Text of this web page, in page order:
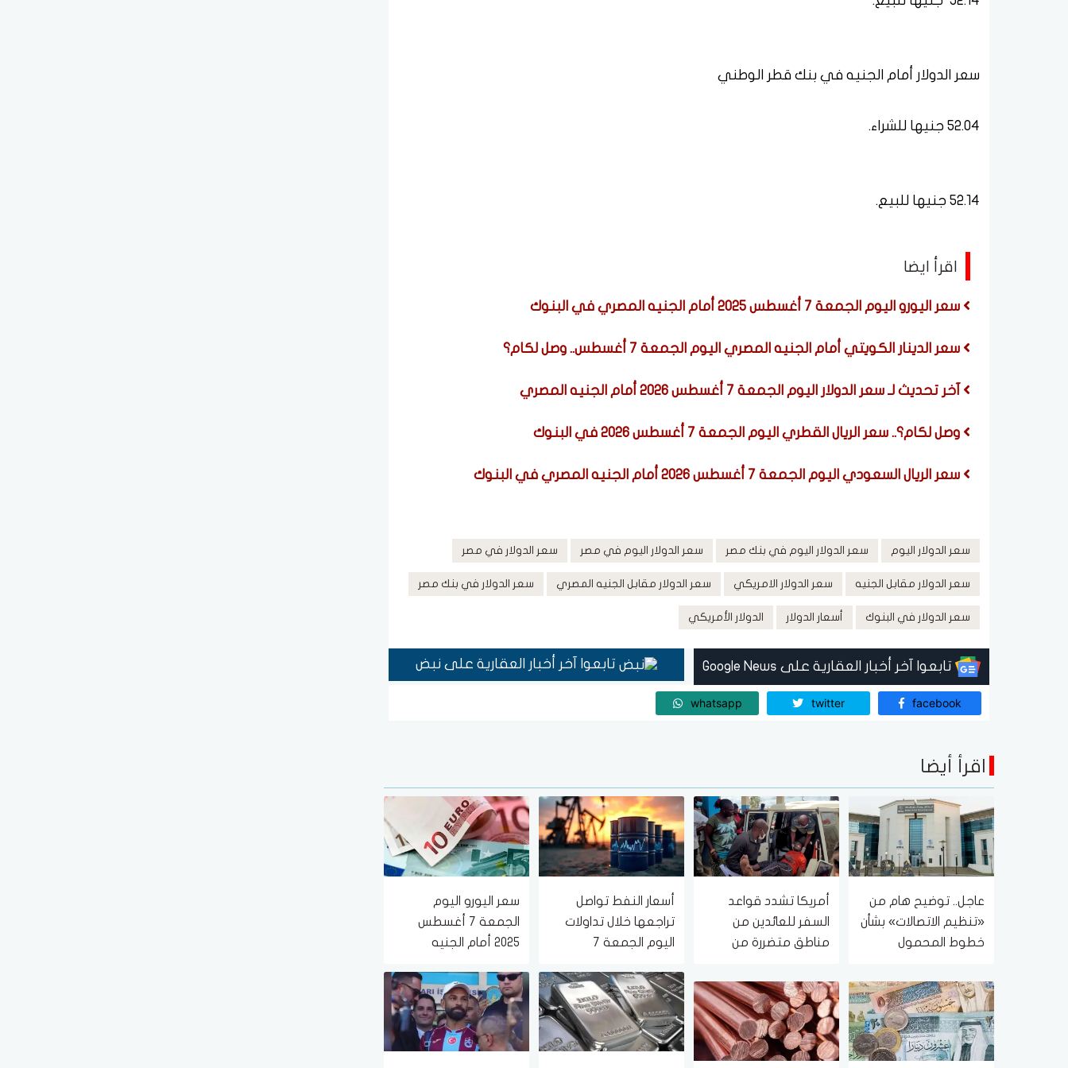
سعر الدولار أمام الجنيه في بنك قطر الوطني
52.04 جنيها للشراء.
52.14 جنيها للبيع.
اقرأ ايضا
سعر اليورو اليوم الجمعة 7 أغسطس 2025 أمام الجنيه المصري في البنوك
سعر الدينار الكويتي أمام الجنيه المصري اليوم الجمعة 7 أغسطس.. وصل لكام؟
آخر تحديث لـ سعر الدولار اليوم الجمعة 7 أغسطس 2026 أمام الجنيه المصري
وصل لكام؟.. سعر الريال القطري اليوم الجمعة 7 أغسطس 2026 في البنوك
سعر الريال السعودي اليوم الجمعة 7 أغسطس 2026 أمام الجنيه المصري في البنوك
سعر الدولار اليوم سعر الدولار اليوم في بنك مصر سعر الدولار اليوم في مصر سعر الدولار في مصر
سعر الدولار مقابل الجنيه سعر الدولار الامريكي سعر الدولار مقابل الجنيه المصري سعر الدولار في بنك مصر
سعر الدولار في البنوك أسعار الدولار الدولار الأمريكي
تابعوا آخر أخبار العقارية على Google News تابعوا آخر أخبار العقارية على نبض
facebook
twitter
whatsapp
اقرأ أيضا
عاجل.. توضيح هام من
«تنظيم الاتصالات» بشأن
خطوط المحمول
المواطنين
أمريكا تشدد قواعد
السفر للعائدين من
مناطق متضررة من
أسعار النفط تواصل
تراجعها خلال تداولات
اليوم الجمعة 7
سعر اليورو اليوم
الجمعة 7 أغسطس
2025 أمام الجنيه